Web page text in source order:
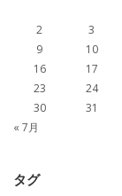
2
3
9
10
16
17
23
24
30
31
« 7月
タグ